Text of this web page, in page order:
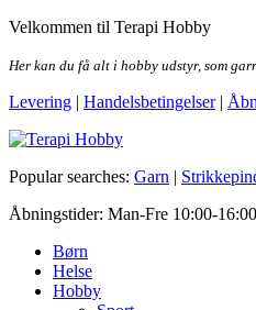
Skip
the
Velkommen til Terapi Hobby
Her kan du få alt i hobby udstyr, som
Levering | Handelsbetingelser|
Terapi Hobby
Popular searches: Garn |
Åbningstider: Man-Fre 10:00-16:00
Børn
Helse
Hobby